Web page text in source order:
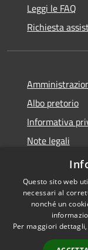
Leggi le FAQ
Richiesta
Albo pretorio
Informativa
Note legali
Dichiarazione
Accessibilità
Questo sito web
necessari al
nonché un
Per maggiori